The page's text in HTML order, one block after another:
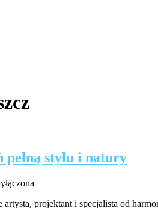
pełną stylu i natury
projektant i specjalista od